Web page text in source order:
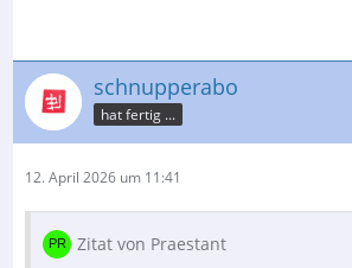
schnupperabo
hat fertig ...
12. April 2026 um 11:41
Zitat von Praestant